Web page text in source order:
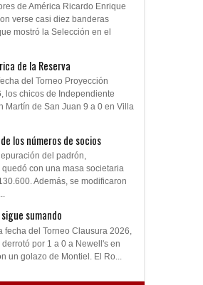
de América Ricardo Enrique
verse casi diez banderas
mostró la Selección en el
de la Reserva
del Torneo Proyección
los chicos de Independiente
Martín de San Juan 9 a 0 en Villa
los números de socios
del padrón,
quedó con una masa societaria
Además, se modificaron
sumando
fecha del Torneo Clausura 2026,
por 1 a 0 a Newell's en
un golazo de Montiel. El Ro...